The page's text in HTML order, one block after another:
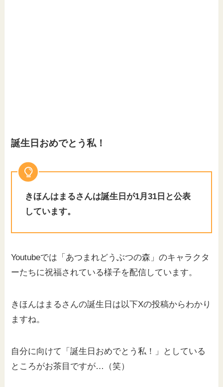
誕生日おめでとう私！
きほんはまるさんは誕生日が1月31日と公表
しています。
Youtubeでは「あつまれどうぶつの森」のキャラクタ
ーたちに祝福されている様子を配信しています。
きほんはまるさんの誕生日は以下Xの投稿からわかり
ますね。
自分に向けて「誕生日おめでとう私！」としている
ところがお茶目ですが…（笑）